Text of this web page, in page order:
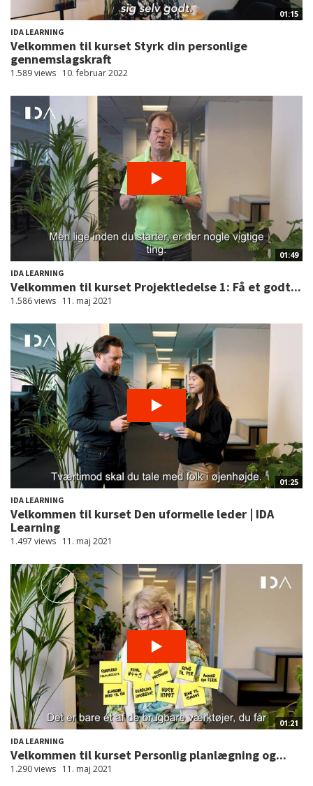
01:15
IDA LEARNING
Velkommen til kurset Styrk din personlige
gennemslagskraft
1.589 views 10. februar 2022
01:49
IDA LEARNING
Velkommen til kurset Projektledelse 1: Få et godt...
1.586 views 11. maj 2021
01:25
IDA LEARNING
Velkommen til kurset Den uformelle leder | IDA
Learning
1.497 views 11. maj 2021
01:21
IDA LEARNING
Velkommen til kurset Personlig planlægning og...
1.290 views 11. maj 2021